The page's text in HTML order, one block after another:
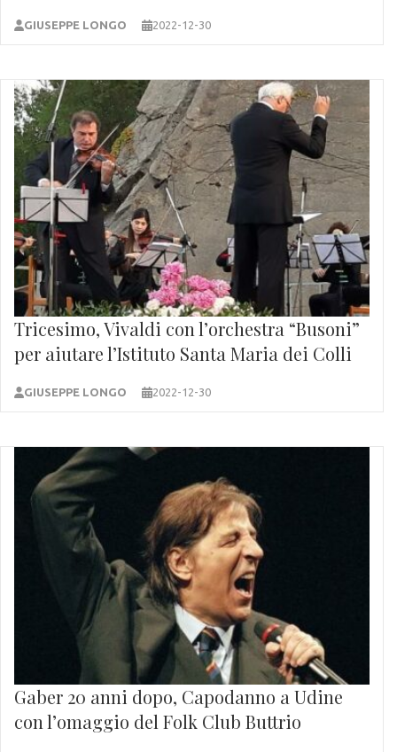
GIUSEPPE LONGO 2022-12-30
Tricesimo, Vivaldi con l’orchestra “Busoni”
per aiutare l’Istituto Santa Maria dei Colli
GIUSEPPE LONGO 2022-12-30
Gaber 20 anni dopo, Capodanno a Udine
con l’omaggio del Folk Club Buttrio